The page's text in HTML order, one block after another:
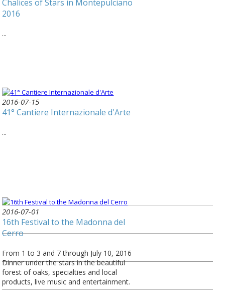
Chalices of Stars in Montepulciano
2016
...
2016-07-15
41° Cantiere Internazionale d'Arte
...
2016-07-01
16th Festival to the Madonna del
Cerro
From 1 to 3 and 7 through July 10, 2016
Dinner under the stars in the beautiful
forest of oaks, specialties and local
products, live music and entertainment.